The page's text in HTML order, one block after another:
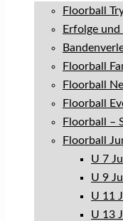
Floorball
Erfolge
Floorball
Floorball
Floorball
Floorball –
Floorball
U 7
U 9
U 11
U 13